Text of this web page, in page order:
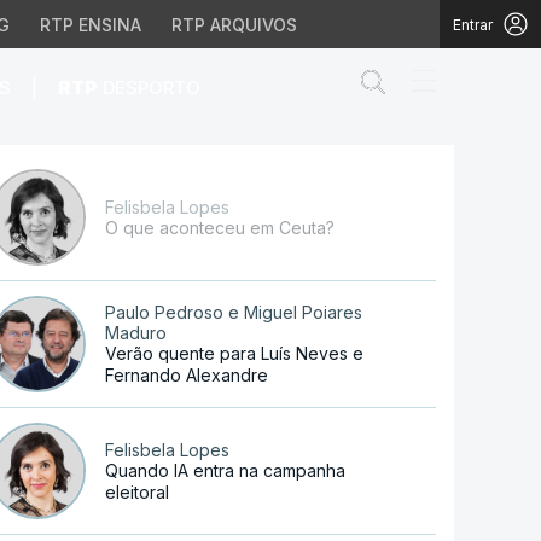
RTP ENSINA RTP ARQUIVOS Entrar
Felisbela Lopes
O que aconteceu em Ceuta?
Paulo Pedroso e Miguel Poiares
Maduro
Verão quente para Luís Neves e
Fernando Alexandre
Felisbela Lopes
Quando IA entra na campanha
eleitoral